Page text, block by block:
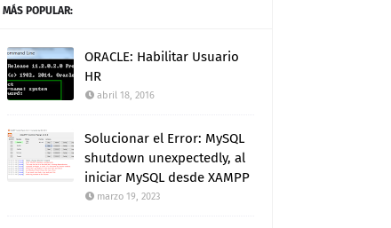
MÁS POPULAR:
ORACLE: Habilitar Usuario
HR
abril 18, 2016
Solucionar el Error: MySQL
shutdown unexpectedly, al
iniciar MySQL desde XAMPP
marzo 19, 2023